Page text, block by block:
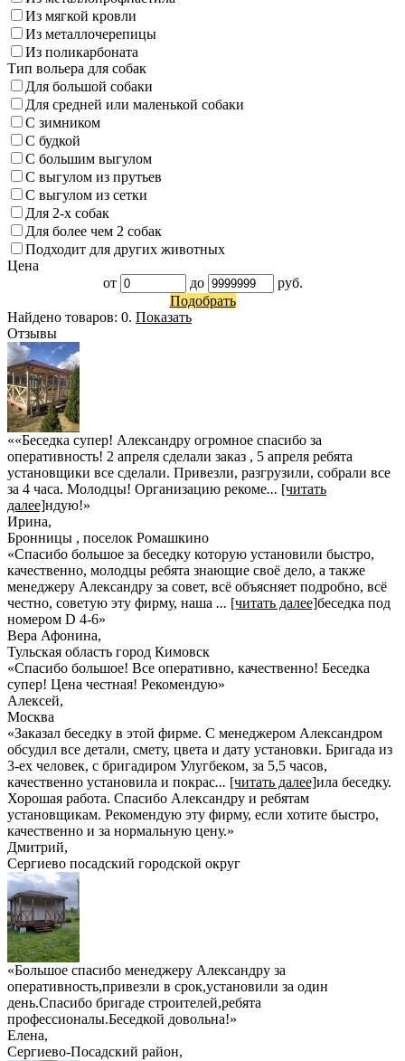
Из мягкой кровли
Из металлочерепицы
Из поликарбоната
Тип вольера для собак
Для большой собаки
Для средней или маленькой собаки
С зимником
С будкой
С большим выгулом
С выгулом из прутьев
С выгулом из сетки
Для 2-х собак
Для более чем 2 собак
Подходит для других животных
Цена
от
до
руб.
Подобрать
Найдено товаров: 0. Показать
Отзывы
««Беседка супер! Александру огромное спасибо за
оперативность! 2 апреля сделали заказ , 5 апреля ребята
установщики все сделали. Привезли, разгрузили, собрали все
за 4 часа. Молодцы! Организацию рекоме... [читать
далее]ндую!»
Ирина,
Бронницы , поселок Ромашкино
«Спасибо большое за беседку которую установили быстро,
качественно, молодцы ребята знающие своё дело, а также
менеджеру Александру за совет, всё объясняет подробно, всё
честно, советую эту фирму, наша ... [читать далее]беседка под
номером D 4-6»
Вера Афонина,
Тульская область город Кимовск
«Спасибо большое! Все оперативно, качественно! Беседка
супер! Цена честная! Рекомендую»
Алексей,
Москва
«Заказал беседку в этой фирме. С менеджером Александром
обсудил все детали, смету, цвета и дату установки. Бригада из
3-ех человек, с бригадиром Улугбеком, за 5,5 часов,
качественно установила и покрас... [читать далее]ила беседку.
Хорошая работа. Спасибо Александру и ребятам
установщикам. Рекомендую эту фирму, если хотите быстро,
качественно и за нормальную цену.»
Дмитрий,
Сергиево посадский городской округ
«Большое спасибо менеджеру Александру за
оперативность,привезли в срок,установили за один
день.Спасибо бригаде строителей,ребята
профессионалы.Беседкой довольна!»
Елена,
Сергиево-Посадский район,